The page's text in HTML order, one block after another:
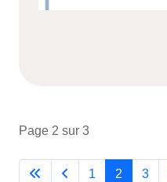
Page 2 sur 3
1 2 3